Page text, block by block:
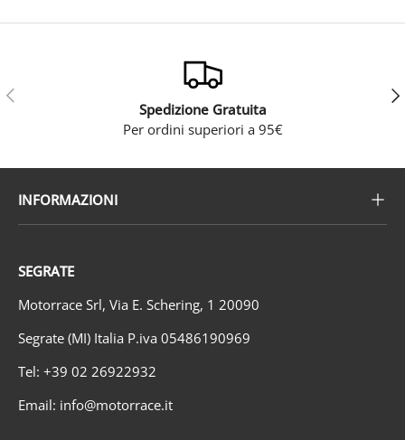
Indietro
Spedizione Gratuita
Per ordini superiori a 95€
INFORMAZIONI
SEGRATE
Motorrace Srl, Via E. Schering, 1 20090
Segrate (MI) Italia P.iva 05486190969
Tel: +39 02 26922932
Email: info@motorrace.it